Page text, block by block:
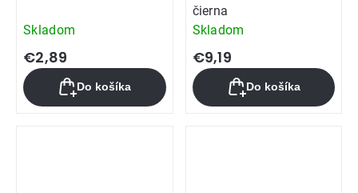
Skladom
€2,89
Do košíka
čierna
Skladom
€9,19
Do košíka